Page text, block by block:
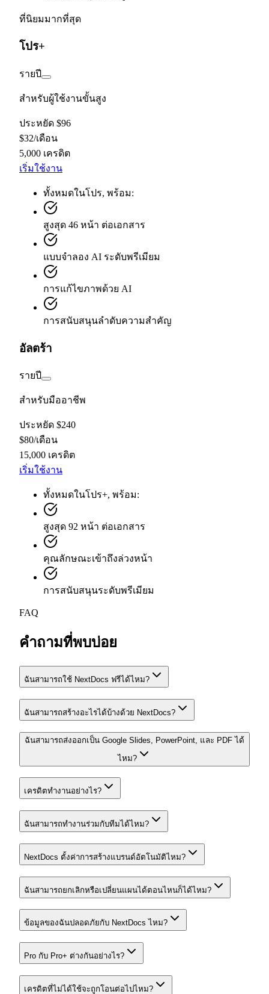
ที่นิยมมากที่สุด
โปร+
รายปี
สำหรับผู้ใช้งานขั้นสูง
ประหยัด $96
$32/เดือน
5,000 เครดิต
เริ่มใช้งาน
ทั้งหมดในโปร, พร้อม:
สูงสุด 46 หน้า ต่อเอกสาร
แบบจำลอง AI ระดับพรีเมียม
การแก้ไขภาพด้วย AI
การสนับสนุนลำดับความสำคัญ
อัลตร้า
รายปี
สำหรับมืออาชีพ
ประหยัด $240
$80/เดือน
15,000 เครดิต
เริ่มใช้งาน
ทั้งหมดในโปร+, พร้อม:
สูงสุด 92 หน้า ต่อเอกสาร
คุณลักษณะเข้าถึงล่วงหน้า
การสนับสนุนระดับพรีเมียม
FAQ
คำถามที่พบบ่อย
ฉันสามารถใช้ NextDocs ฟรีได้ไหม?
ฉันสามารถสร้างอะไรได้บ้างด้วย NextDocs?
ฉันสามารถส่งออกเป็น Google Slides, PowerPoint, และ PDF ได้
ไหม?
เครดิตทำงานอย่างไร?
ฉันสามารถทำงานร่วมกับทีมได้ไหม?
NextDocs ตั้งค่าการสร้างแบรนด์อัตโนมัติไหม?
ฉันสามารถยกเลิกหรือเปลี่ยนแผนได้ตอนไหนก็ได้ไหม?
ข้อมูลของฉันปลอดภัยกับ NextDocs ไหม?
Pro กับ Pro+ ต่างกันอย่างไร?
เครดิตที่ไม่ได้ใช้จะถูกโอนต่อไปไหม?